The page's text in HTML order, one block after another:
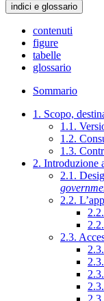
indici e glossario
contenuti
figure
tabelle
glossario
Sommario
1. Scopo,
1.1.
1.2.
1.3.
2. Introduzione
2.1.
2.2.
2.3.